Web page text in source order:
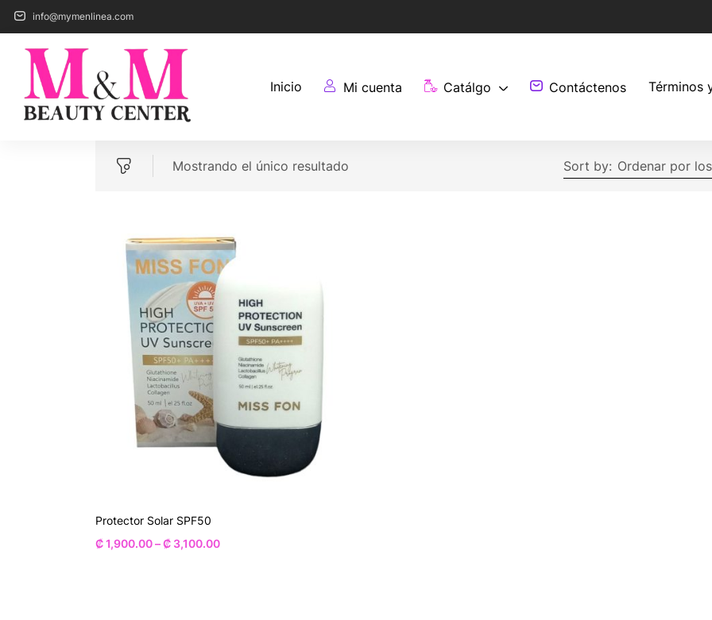
info@mymenlinea.com
Inicio Mi cuenta Catálgo Contáctenos Términos
Mostrando el único resultado Sort by: Ordenar por
Protector Solar SPF50
₡1,900.00–₡ 3,100.00